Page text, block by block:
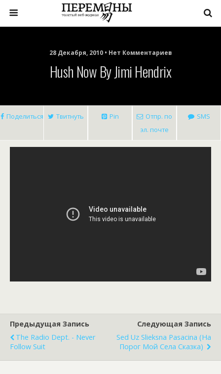
28 Декабря, 2010 • Нет Комментариев
Hush Now By Jimi Hendrix
Поделиться Твитнуть Pin
Отпр. по
эл. почте
SMS
Предыдущая Запись
The Radio Dept. - Never
Follow Suit
Следующая Запись
Sed Uz Slieksna Pasacina (На
Порог Мой Села Сказка)